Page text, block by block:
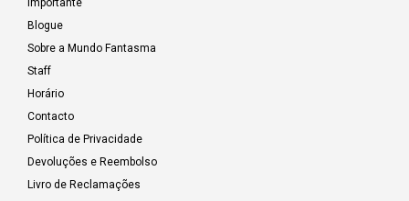
Blogue
Sobre a Mundo Fantasma
Staff
Horário
Contacto
Política de Privacidade
Devoluções e Reembolso
Livro de Reclamações